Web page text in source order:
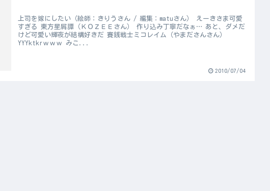
上司を嫁にしたい（絵師：きりうさん / 編集：matuさん） えーきさま可愛
すぎる 東方星屑譚（ＫＯＺＥＥさん） 作り込み丁寧だなぁ… あと、ダメだ
けど可愛い輝夜が結構好きだ 賽銭戦士ミコレイム（やまださんさん）
YYYktkrｗｗｗ みこ...
2010/07/04